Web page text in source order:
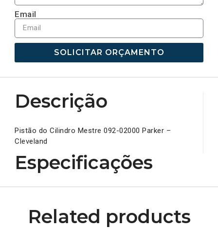
Email
SOLICITAR ORÇAMENTO
Descrição
Pistão do Cilindro Mestre 092-02000 Parker –
Cleveland
Especificações
Related products